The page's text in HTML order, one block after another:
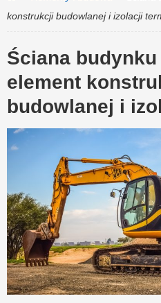
konstrukcji budowlanej i izolacji
Ściana
element
budowlanej i